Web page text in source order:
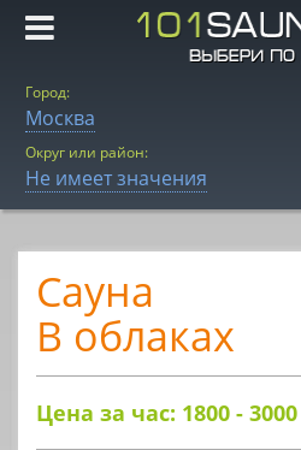
Город:
Москва
Округ или район:
Не имеет значения
Сауна
В облаках
Цена за час: 1800 - 3000